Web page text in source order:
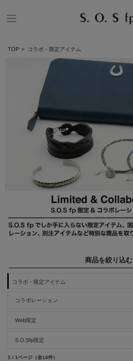
TOP > コラボ・限定アイテム
商品を絞り込む
コラボ・限定アイテム
コラボレーション
Web限定
S.O.Sfp限定
1 / 1ページ （全14件）